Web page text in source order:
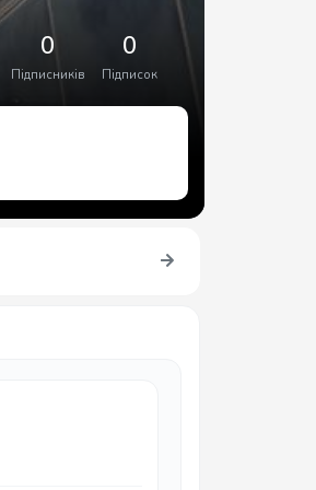
0
Підписників
0
Підписок